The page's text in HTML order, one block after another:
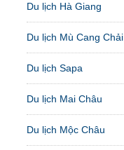
Du lịch Hà Giang
Du lịch Mù Cang Chải
Du lịch Sapa
Du lịch Mai Châu
Du lịch Mộc Châu